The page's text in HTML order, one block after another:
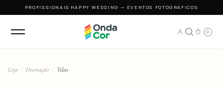
PROFISSIONAIS ·HAPPY WEDDING — EVENTOS FOTOGRÁFICOS
0
Loja / Decoração / Telas